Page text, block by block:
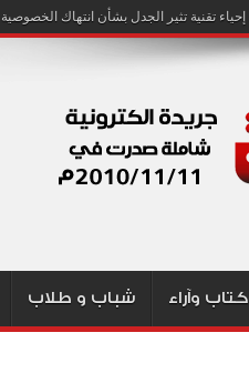
كتاب وآراء شباب و طلاب